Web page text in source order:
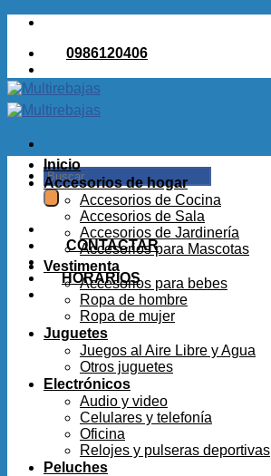
Saltar
contenido0986120406
Buscar
por:
CONTACTAR
HORARIOS
Inicio
Accesorios de hogar
Accesorios de Cocina
Accesorios de Sala
Accesorios de Jardinería
Accesorios para Mascotas
Vestimenta
Accesorios para bebes
Ropa de hombre
Ropa de mujer
Juguetes
Juegos al Aire Libre y Agua
Otros juguetes
Electrónicos
Audio y video
Celulares y telefonía
Oficina
Relojes y pulseras deportivas
Peluches